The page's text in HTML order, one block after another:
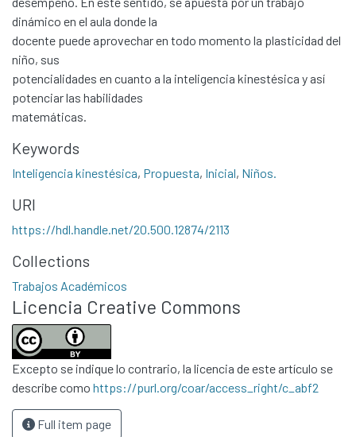
Communities & Collections
All of DSpace
Statistics
Contacto
Políticas
dinámico en el aula donde la
docente puede aprovechar en todo momento la plasticidad del
niño, sus
potencialidades en cuanto a la inteligencia kinestésica y así
potenciar las habilidades
matemáticas.
Keywords
Inteligencia kinestésica, Propuesta, Inicial, Niños.
URI
https://hdl.handle.net/20.500.12874/2113
Collections
Trabajos Académicos
Licencia Creative Commons
Excepto se indique lo contrario, la licencia de este artículo se
describe como https://purl.org/coar/access_right/c_abf2
Full item page